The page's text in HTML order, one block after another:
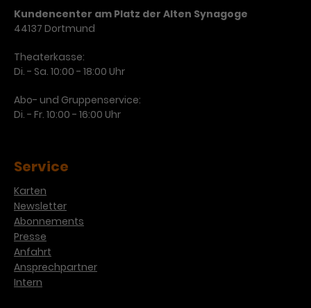
Kundencenter am Platz der Alten Synagoge
44137 Dortmund
Theaterkasse:
Di. - Sa. 10:00 - 18:00 Uhr
Abo- und Gruppenservice:
Di. - Fr. 10:00 - 16:00 Uhr
Service
Karten
Newsletter
Abonnements
Presse
Anfahrt
Ansprechpartner
Intern